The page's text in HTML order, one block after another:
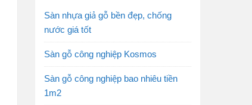
Sàn nhựa giả gỗ bền đẹp, chống
nước giá tốt
Sàn gỗ công nghiệp Kosmos
Sàn gỗ công nghiệp bao nhiêu tiền
1m2